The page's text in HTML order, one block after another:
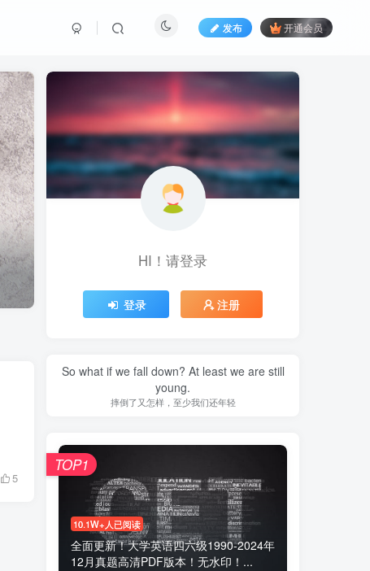
发布 开通会员
5
HI！请登录
登录 注册
So what if we fall down? At least we are still
young.
摔倒了又怎样，至少我们还年轻
10.1W+人已阅读
全面更新！大学英语四六级1990-2024年
12月真题高清PDF版本！无水印！...
TOP1